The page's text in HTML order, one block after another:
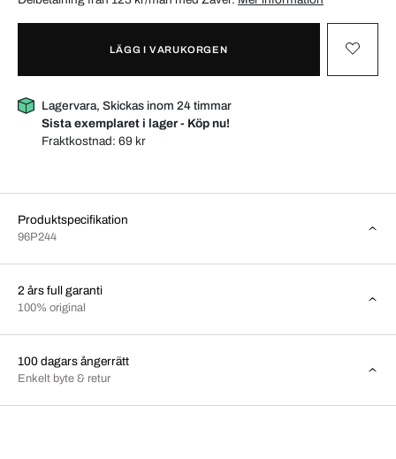
LÄGG I VARUKORGEN
Lagervara, Skickas inom 24 timmar
Sista exemplaret i lager - Köp nu!
Fraktkostnad:69 kr
Produktspecifikation
96P244
2 års full garanti
100% original
100 dagars ångerrätt
Enkelt byte & retur